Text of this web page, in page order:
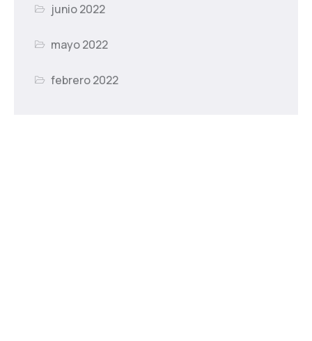
junio 2022
mayo 2022
febrero 2022